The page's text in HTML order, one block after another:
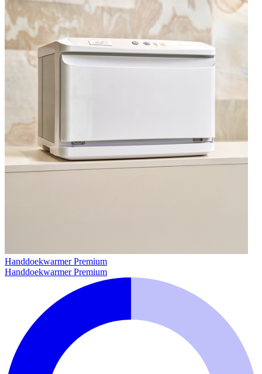
Handdoekwarmer Premium
Handdoekwarmer Premium